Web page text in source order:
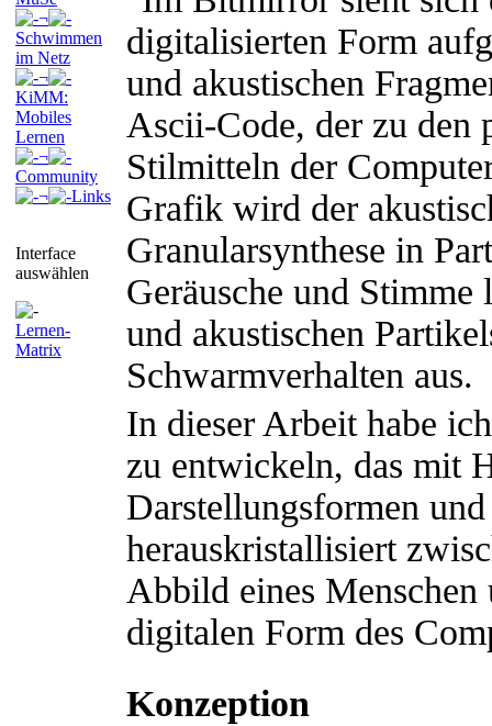
¬
Schwimmen
im Netz
¬
KiMM:
Mobiles
Lernen
¬
Community
¬
Links
Interface
auswählen
Lernen-
Matrix
digitalisierten Form
und akustischen
Ascii-Code, der zu den
Stilmitteln der
Grafik wird der
Granularsynthese in
Geräusche und Stimme
und akustischen
Schwarmverhalten aus.
In dieser Arbeit habe
zu entwickeln, das mit
Darstellungsformen
herauskristallisiert
Abbild eines Menschen
digitalen Form des
Konzeption